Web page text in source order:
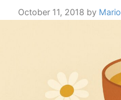
October 11, 2018 by Mario